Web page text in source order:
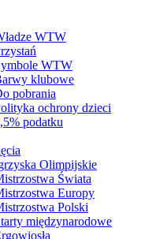
WTW
WTW
klubowe
pobrania
ochrony dzieci
podatku
Olimpijskie
Świata
Europy
Polski
międzynarodowe